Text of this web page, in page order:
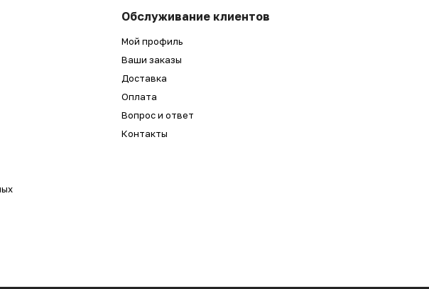
Обслуживание клиентов
Мой профиль
Ваши заказы
Доставка
Оплата
Вопрос и ответ
Контакты